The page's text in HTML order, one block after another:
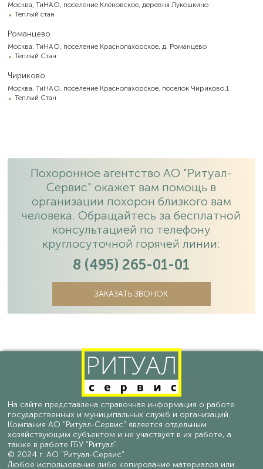
Москва, ТиНАО, поселение Кленовское, деревня Лукошкино
Теплый стан
Романцево
Москва, ТиНАО, поселение Краснопахорское, д. Романцево
Теплый Стан
Чириково
Москва, ТиНАО, поселение Краснопахорское, поселок Чириково,1
Теплый Стан
Похоронное агентство АО "Ритуал-
Сервис" окажет вам помощь в
организации похорон близкого вам
человека. Обращайтесь за бесплатной
консультацией по телефону
круглосуточной горячей линии:
8 (495) 265-01-01
ЗАКАЗАТЬ ЗВОНОК
На сайте представлена справочная информация о работе
государственных и муниципальных служб и организаций.
Компания АО "Ритуал-Сервис" является отдельным
хозяйствующим субъектом и не участвует в их работе, а
также в работе ГБУ "Ритуал".
© 2024 г. АО "Ритуал-Сервис"
Любое использование либо копирование материалов или